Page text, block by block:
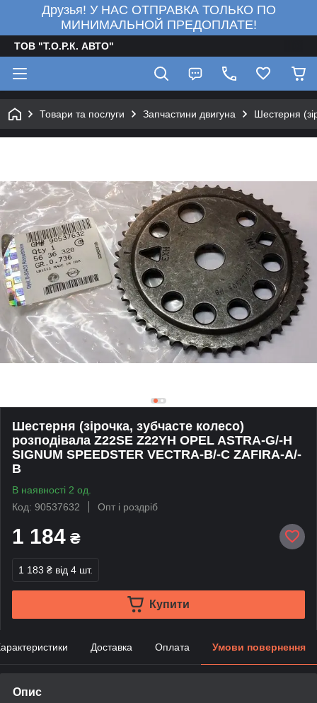
Друзья! У НАС ОТПРАВКА ТОЛЬКО ПО
МИНИМАЛЬНОЙ ПРЕДОПЛАТЕ!
ТОВ "Т.О.Р.К. АВТО"
Товари та послуги Запчастини двигуна Шестерня
Шестерня (зірочка, зубчасте колесо)
розподівала Z22SE Z22YH OPEL ASTRA-G/-H
SIGNUM SPEEDSTER VECTRA-B/-C ZAFIRA-A/-
B
В наявності 2 од.
Код: 90537632
Опт і роздріб
1 184 ₴
1 183 ₴ від 4 шт.
Купити
Доставка Оплата Умови повернення
Опис